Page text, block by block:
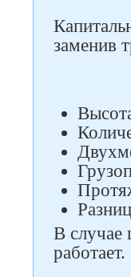
заменив
В случае
работает.
Следите